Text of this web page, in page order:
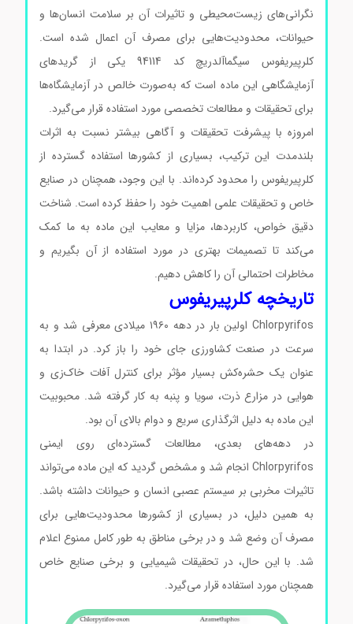
نگرانی‌های زیست‌محیطی و تاثیرات آن بر سلامت انسان‌ها و
حیوانات، محدودیت‌هایی برای مصرف آن اعمال شده است.
کلرپیریفوس سیگماآلدریچ کد 94114 یکی از گریدهای
آزمایشگاهی این ماده است که به‌صورت خالص در آزمایشگاه‌ها
برای تحقیقات و مطالعات تخصصی مورد استفاده قرار می‌گیرد.
امروزه با پیشرفت تحقیقات و آگاهی بیشتر نسبت به اثرات
بلندمدت این ترکیب، بسیاری از کشورها استفاده گسترده از
کلرپیریفوس را محدود کرده‌اند. با این وجود، همچنان در صنایع
خاص و تحقیقات علمی اهمیت خود را حفظ کرده است. شناخت
دقیق خواص، کاربردها، مزایا و معایب این ماده به ما کمک
می‌کند تا تصمیمات بهتری در مورد استفاده از آن بگیریم و
مخاطرات احتمالی آن را کاهش دهیم.
تاریخچه کلرپیریفوس
Chlorpyrifos اولین بار در دهه ۱۹۶۰ میلادی معرفی شد و به
سرعت در صنعت کشاورزی جای خود را باز کرد. در ابتدا به
عنوان یک حشره‌کش بسیار مؤثر برای کنترل آفات خاک‌زی و
هوایی در مزارع ذرت، سویا و پنبه به کار گرفته شد. محبوبیت
این ماده به دلیل اثرگذاری سریع و دوام بالای آن بود.
در دهه‌های بعدی، مطالعات گسترده‌ای روی ایمنی
Chlorpyrifos انجام شد و مشخص گردید که این ماده می‌تواند
تاثیرات مخربی بر سیستم عصبی انسان و حیوانات داشته باشد.
به همین دلیل، در بسیاری از کشورها محدودیت‌هایی برای
مصرف آن وضع شد و در برخی مناطق به طور کامل ممنوع اعلام
شد. با این حال، در تحقیقات شیمیایی و برخی صنایع خاص
همچنان مورد استفاده قرار می‌گیرد.